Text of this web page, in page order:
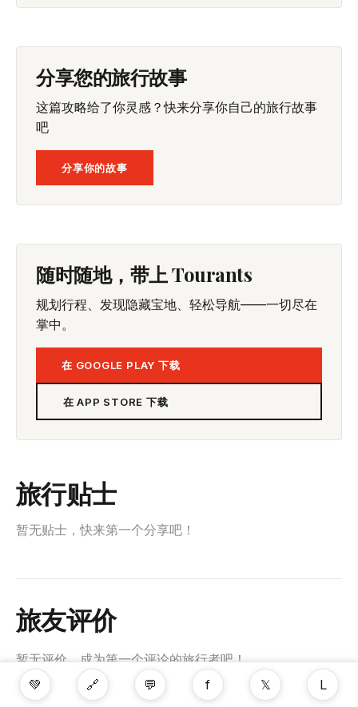
分享您的旅行故事
这篇攻略给了你灵感？快来分享你自己的旅行故事
吧
分享你的故事
随时随地，带上 Tourants
规划行程、发现隐藏宝地、轻松导航——一切尽在
掌中。
在 GOOGLE PLAY 下载
在 APP STORE 下载
旅行贴士
暂无贴士，快来第一个分享吧！
旅友评价
暂无评价，成为第一个评论的旅行者吧！
💚
🔗 💬 f 𝕏 L